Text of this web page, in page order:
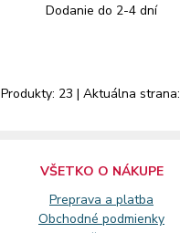
Dodanie do 2-4 dní
Produkty: 23 | Aktuálna strana:
VŠETKO O NÁKUPE
Preprava a platba
Obchodné podmienky